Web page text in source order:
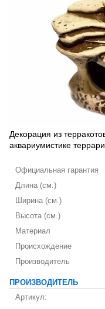
Декорация из
аквариумистике
Официальная гарантия
Длина (см.)
Ширина (см.)
Высота (см.)
Материал
Происхождение
Производитель
ПРОИЗВОДИТЕЛЬ
Артикул: